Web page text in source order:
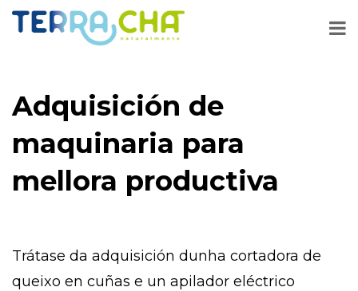
Adquisición de
maquinaria para
mellora productiva
Trátase da adquisición dunha cortadora de
queixo en cuñas e un apilador eléctrico